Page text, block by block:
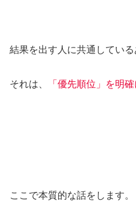
結果を出す人に共通している
それは、 「優先順位」を明
ここで本質的な話をします。